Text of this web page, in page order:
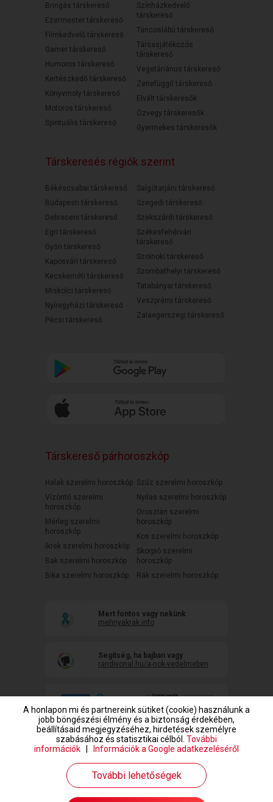
Bringás társkereső
Ezermester társkereső
Filmkedvelő társkereső
Gamer társkereső
Humoros társkereső
Kertészkedő társkereső
Könyvmoly társkereső
Motoros társkereső
Spirituális társkereső
Színházkedvelő
társkereső
Táncoslábú társkereső
Társasjátékozós
társkereső
Vegetáriánus társkereső
Zenefüggő társkereső
Elvált társkeresők
Özvegy társkeresők
Gyermekes társkeresők
Társkeresés régiók szerint
Békéscsabai társkereső
Budapesti társkereső
Debreceni társkereső
Egri társkereső
Győri társkereső
Kaposvári társkereső
Kecskeméti társkereső
Miskolci társkereső
Nyíregyházi társkereső
Pécsi társkereső
Salgótarjáni társkereső
Szegedi társkereső
Szekszárdi társkereső
Székesfehérvári
társkereső
Szolnoki társkereső
Szombathelyi társkereső
Tatabányai társkereső
Veszprémi társkereső
Zalaegerszegi társkereső
Társkereső párhoroszkóp
Halak szerelmi horoszkóp
Vízöntő szerelmi
horoszkóp
Mérleg szerelmi
horoszkóp
Ikrek szerelmi horoszkóp
Bak szerelmi horoszkóp
Bika szerelmi horoszkóp
Szűz szerelmi horoszkóp
Nyilas szerelmi horoszkóp
Oroszlán szerelmi
horoszkóp
Kos szerelmi horoszkóp
Skorpió szerelmi
horoszkóp
Rák szerelmi horoszkóp
Mert fontos vagy nekünk
mehnyakrak.info
Segítség, ha bajban vagy
randivonal.hu/a-nok-vedelmeben
www.randivonal.hu © Copyright 1999-2026 Dating Central Europe Zrt.
A honlapon mi és partnereink sütiket (cookie) használunk a
jobb böngészési élmény és a biztonság érdekében,
beállításaid megjegyzéséhez, hirdetések személyre
szabásához és statisztikai célból. További
információk
Információk a Google adatkezeléséről
További lehetőségek